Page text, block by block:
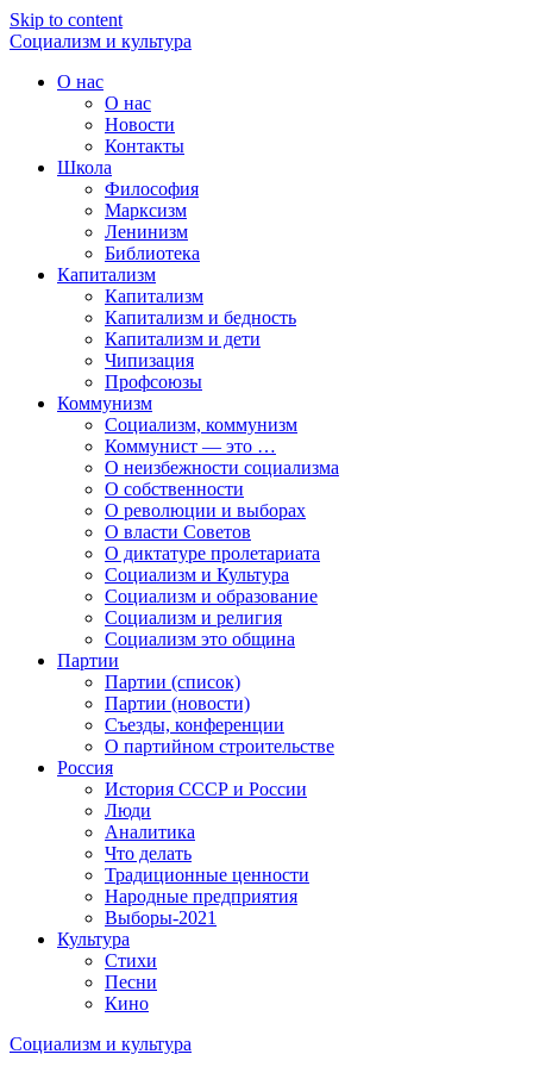
Skip to content
Социализм и культура
О нас
О нас
Новости
Контакты
Школа
Философия
Марксизм
Ленинизм
Библиотека
Капитализм
Капитализм
Капитализм и бедность
Капитализм и дети
Чипизация
Профсоюзы
Коммунизм
Социализм, коммунизм
Коммунист — это …
О неизбежности социализма
О собственности
О революции и выборах
О власти Советов
О диктатуре пролетариата
Социализм и Культура
Социализм и образование
Социализм и религия
Социализм это община
Партии
Партии (список)
Партии (новости)
Съезды, конференции
О партийном строительстве
Россия
История СССР и России
Люди
Аналитика
Что делать
Традиционные ценности
Народные предприятия
Выборы-2021
Культура
Стихи
Песни
Кино
Социализм и культура